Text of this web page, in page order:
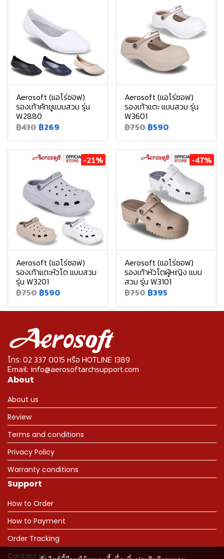
Aerosoft (แอโร่ซอฟ)
รองเท้าคัทชูแบบสวม รุ่น
W2880
฿430 ฿269
Aerosoft (แอโร่ซอฟ)
รองเท้าแตะ แบบสวม รุ่น
W3601
฿750 ฿590
-21%
Aerosoft (แอโร่ซอฟ)
รองเท้าแตะหัวโต แบบสวม
รุ่น W3201
฿750 ฿590
-47%
Aerosoft (แอโร่ซอฟ)
รองเท้าหัวโตผู้หญิง แบบ
สวม รุ่น W3101
฿750 ฿395
โทร: 02 337 0015 หรือ HOTLINE 1389
Email: info@aerosoftarchsupport.com
About
About us
Review
Terms and conditions
Privacy Policy
Warranty conditions
Support
How to Order
How to Payment
Order Tracking
Contact us